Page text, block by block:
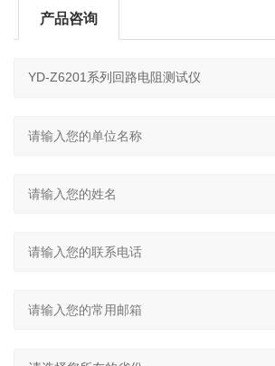
产品咨询